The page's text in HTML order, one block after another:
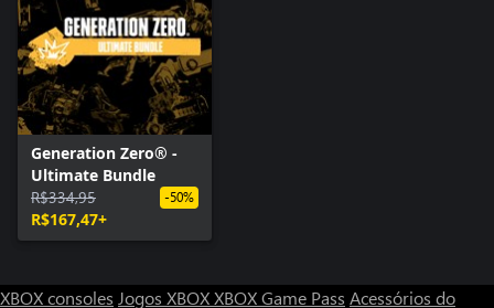
Generation Zero® -
Ultimate Bundle
R$334,95
R$167,47+
-50%
XBOX consoles Jogos XBOXXBOX Game Pass Acessórios do